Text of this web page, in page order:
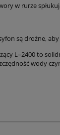
w rurze
są drożne,
L=2400 to
wody